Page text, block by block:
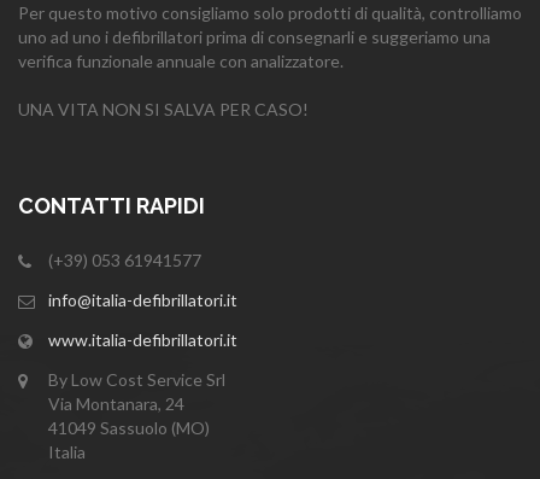
Per questo motivo consigliamo solo prodotti di qualità, controlliamo
uno ad uno i defibrillatori prima di consegnarli e suggeriamo una
verifica funzionale annuale con analizzatore.
UNA VITA NON SI SALVA PER CASO!
CONTATTI RAPIDI
(+39) 053 61941577
info@italia-defibrillatori.it
www.italia-defibrillatori.it
By Low Cost Service Srl
Via Montanara, 24
41049 Sassuolo (MO)
Italia